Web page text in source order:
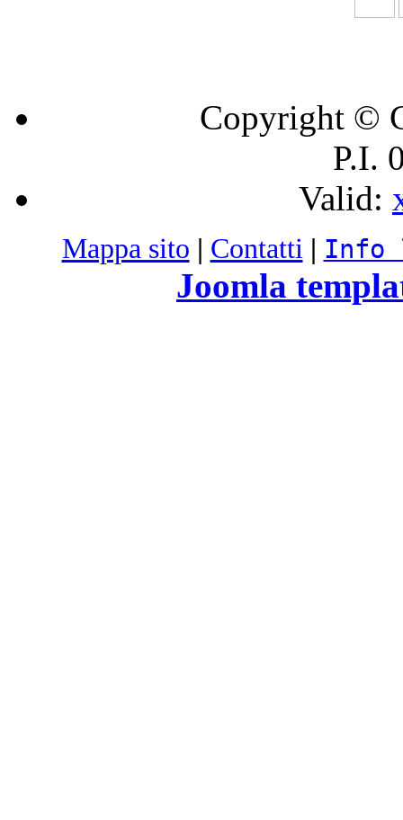
Copyright ©
P.I.
Valid:
Mappa sito | Contatti | Info
Joomla